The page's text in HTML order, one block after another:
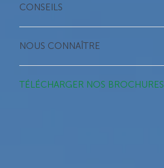
CONSEILS
NOUS CONNAÎTRE
TÉLÉCHARGER NOS BROCHURES